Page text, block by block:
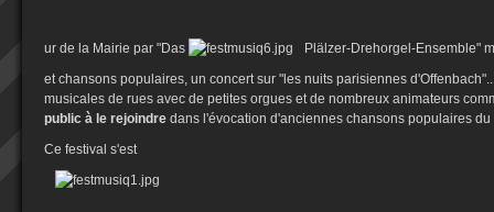
ur de la Mairie par "Das
Plälzer-Drehorgel-Ensemble"
et chansons populaires, un concert sur "les nuits parisiennes
musicales de rues avec de petites orgues et de nombreux animateurs
public à le rejoindre dans l'évocation d'anciennes chansons populaires
Ce festival s'est